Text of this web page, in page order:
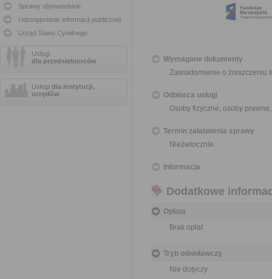
Sprawy obywatelskie
Udostępnianie informacji publicznej
Urząd Stanu Cywilnego
Usługi
dla przedsiębiorców
Usługi dla instytucji,
urzędów
Wymagane dokumenty
Zawiadomienie o zniszczeniu
Odbiorca usługi
Osoby fizyczne, osoby
Termin załatwienia sprawy
Niezwłocznie.
Informacja
Dodatkowe
Opłata
Brak opłat
Tryb odwoławczy
Nie dotyczy